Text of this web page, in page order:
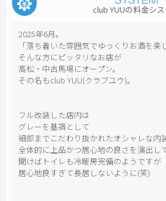
club YUUの料金シ
2025年6月。
「落ち着いた雰囲気でゆっくりお酒を楽
そんな方にピッタリなお店が
高松・中古馬場にオープン。
その名もclub YUU(クラブユウ)。
フル改装した店内は
グレーを基調として
細部までこだわり抜かれたオシャレな内装
全体的に上品かつ居心地の良さを演出し
聞けばトイレも冷暖房完備のようですが
居心地良すぎて長居しないように(笑)